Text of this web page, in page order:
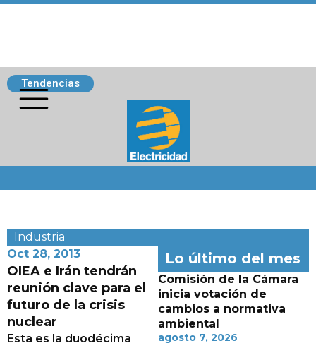
Tendencias
Industria
Oct 28, 2013
OIEA e Irán tendrán
reunión clave para el
futuro de la crisis
nuclear
Esta es la duodécima
Lo último del mes
Comisión de la Cámara
inicia votación de
cambios a normativa
ambiental
agosto 7, 2026